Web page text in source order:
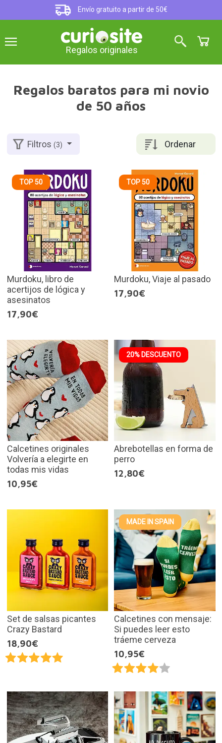
Envío gratuito a partir de 50€
Regalos originales
Regalos baratos para mi novio
de 50 años
Ordenar
Filtros(3)
TOP 50
Murdoku, libro de
acertijos de lógica y
asesinatos
17,90€
TOP 50
Murdoku, Viaje al pasado
17,90€
Calcetines originales
Volvería a elegirte en
todas mis vidas
10,95€
20% DESCUENTO
Abrebotellas en forma de
perro
12,80€
Set de salsas picantes
Crazy Bastard
18,90€
MADE IN SPAIN
Calcetines con mensaje:
Si puedes leer esto
tráeme cerveza
10,95€